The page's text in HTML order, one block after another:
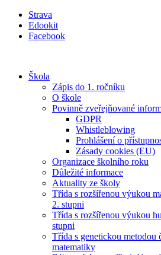
Přejít
obsahu
Strava
Edookit
Facebook
Škola
Zápis do 1. ročníku
O škole
Povinně zveřejňované
GDPR
Whistleblowing
Prohlášení o
Zásady cookies (EU)
Organizace školního roku
Důležité informace
Aktuality ze školy
Třída s rozšířenou výukou
2. stupni
Třída s rozšířenou výukou
stupni
Třída s genetickou metodou
matematiky